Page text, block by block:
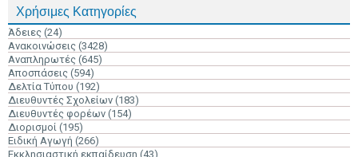
Χρήσιμες Κατηγορίες
Άδειες (24)
Ανακοινώσεις (3428)
Αναπληρωτές (645)
Αποσπάσεις (594)
Δελτία Τύπου (192)
Διευθυντές Σχολείων (183)
Διευθυντές φορέων (154)
Διορισμοί (195)
Ειδική Αγωγή (266)
Εκκλησιαστική εκπαίδευση (43)